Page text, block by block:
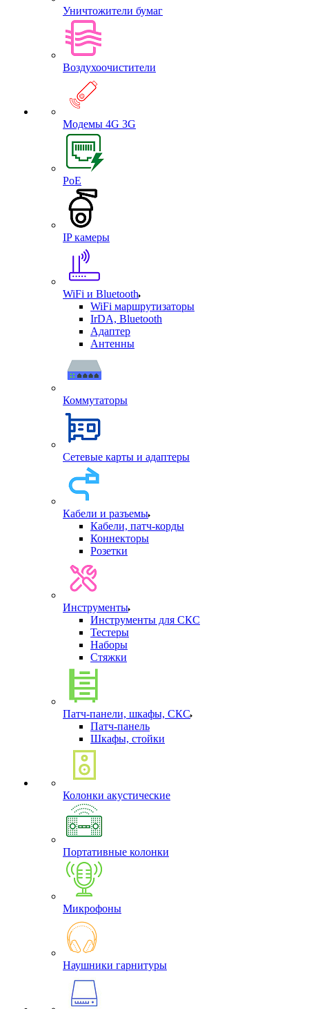
Уничтожители бумаг
Воздухоочистители
Модемы 4G 3G
PoE
IP камеры
WiFi и Bluetooth
WiFi маршрутизаторы
IrDA, Bluetooth
Адаптер
Антенны
Коммутаторы
Сетевые карты и адаптеры
Кабели и разъемы
Кабели, патч-корды
Коннекторы
Розетки
Инструменты
Инструменты для СКС
Тестеры
Наборы
Стяжки
Патч-панели, шкафы, СКС
Патч-панель
Шкафы, стойки
Колонки акустические
Портативные колонки
Микрофоны
Наушники гарнитуры